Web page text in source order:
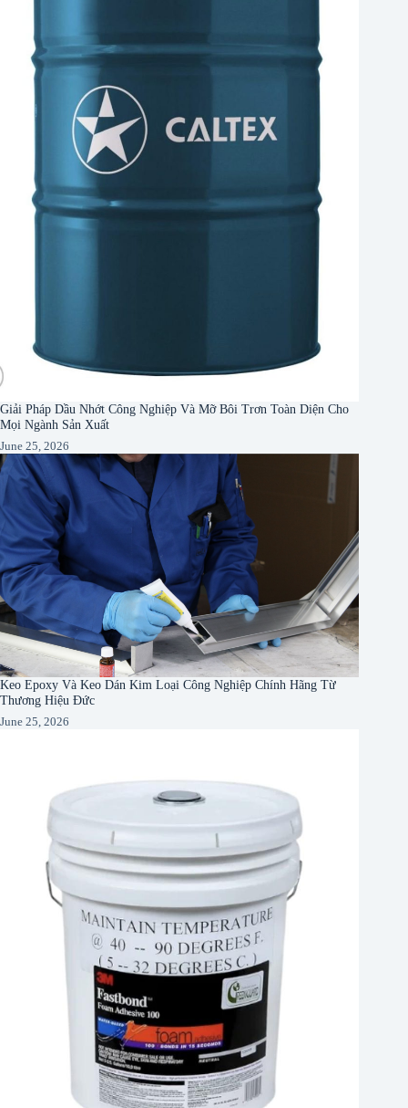
Giải Pháp Dầu Nhớt Công Nghiệp Và Mỡ Bôi Trơn Toàn Diện Cho
Mọi Ngành Sản Xuất
June 25, 2026
Keo Epoxy Và Keo Dán Kim Loại Công Nghiệp Chính Hãng Từ
Thương Hiệu Đức
June 25, 2026